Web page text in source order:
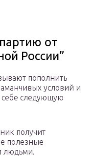
от
России”
пополнить
условий и
следующую
получит
полезные
людьми.